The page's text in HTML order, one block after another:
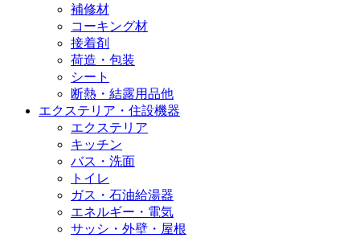
補修材
コーキング材
接着剤
荷造・包装
シート
断熱・結露用品他
エクステリア・住設機器
エクステリア
キッチン
バス・洗面
トイレ
ガス・石油給湯器
エネルギー・電気
サッシ・外壁・屋根